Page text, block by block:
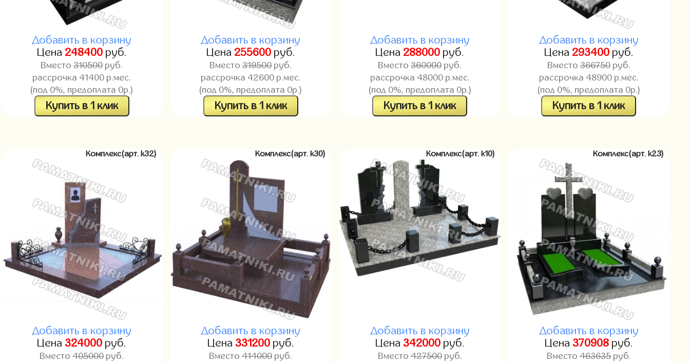
Добавить в корзину
Цена 248400руб.
Вместо310500 руб.
рассрочка 41400 р.мес.
(под 0%, предоплата 0р.)
Купить в 1 клик
Добавить в корзину
Цена 255600руб.
Вместо319500руб.
рассрочка 42600 р.мес.
(под 0%, предоплата 0р.)
Купить в 1 клик
Добавить в корзину
Цена 288000 руб.
Вместо360000 руб.
рассрочка 48000 р.мес.
(под 0%, предоплата 0р.)
Купить в 1 клик
Добавить в корзину
Цена 293400руб.
Вместо 366750руб.
рассрочка 48900 р.мес.
(под 0%, предоплата 0р.)
Купить в 1 клик
Комплекс(арт. k32)
Добавить в корзину
Цена 324000 руб.
Вместо405000 руб.
Комплекс(арт. k30)
Добавить в корзину
Цена 331200руб.
Вместо414000руб.
Комплекс(арт. k10)
Добавить в корзину
Цена 342000руб.
Вместо427500руб.
Комплекс(арт. k23)
Добавить в корзину
Цена 370908руб.
Вместо 463635руб.